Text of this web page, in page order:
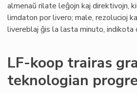
almenaŭ rilate leĝojn kaj direktivojn,
limdaton por livero; male, rezolucioj
livereblaj ĝis la lasta minuto, indikota
LF-koop trairas
teknologian